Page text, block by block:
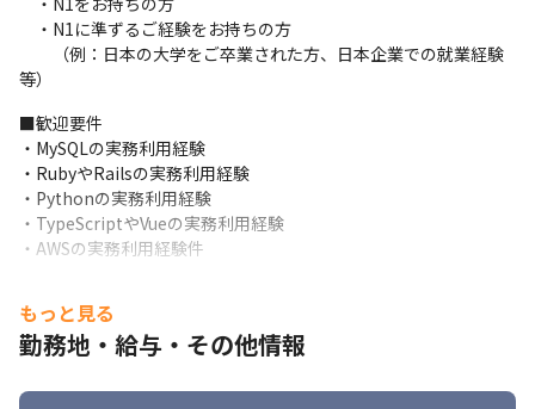
・N1に準ずるご経験をお持ちの方
（例：日本の大学をご卒業された方、日本企業での就業経験
等）
■歓迎要件
・MySQLの実務利用経験
・RubyやRailsの実務利用経験
・Pythonの実務利用経験
・TypeScriptやVueの実務利用経験
・AWSの実務利用経験件
もっと見る
勤務地・給与・その他情報